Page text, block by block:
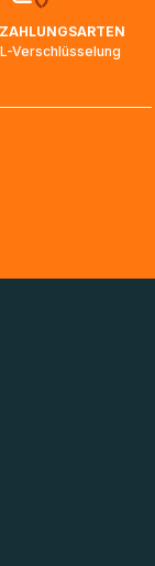
weiter
Ihr Paket
Tage
Verschlüsselung